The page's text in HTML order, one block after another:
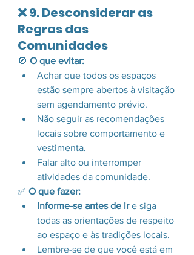
❌ 9. Desconsiderar as
Regras das
Comunidades
🚫 O que evitar:
Achar que todos os espaços
estão sempre abertos à visitação
sem agendamento prévio.
Não seguir as recomendações
locais sobre comportamento e
vestimenta.
Falar alto ou interromper
atividades da comunidade.
✅ O que fazer:
Informe-se antes de ir e siga
todas as orientações de respeito
ao espaço e às tradições locais.
Lembre-se de que você está em